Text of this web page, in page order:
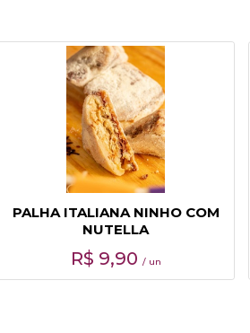
PALHA ITALIANA NINHO COM
NUTELLA
R$ 9,90 / un